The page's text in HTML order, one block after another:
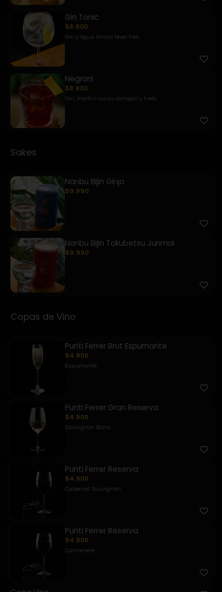
Gin Tonic
$8.900
Gin y agua tónica fever tree.
Negroni
$8.900
Gin, martini rosso, campari y hielo.
Sakes
Nanbu Bijin Ginjo
$9.990
Nanbu Bijin Tokubetsu Junmai
$9.990
Copas de Vino
Punti Ferrer Brut Espumante
$4.900
Espumante
Punti Ferrer Gran Reserva
$4.900
Sauvignon Blanc
Punti Ferrer Reserva
$4.900
Cabernet Sauvignon
Punti Ferrer Reserva
$4.900
Carmenere